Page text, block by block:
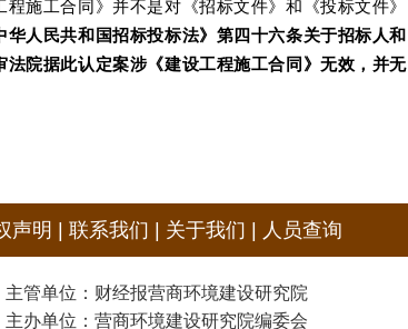
施工合同》并不是对《招标文件》和《投标文件》
人民共和国招标投标法》第四十六条关于招标人和
院据此认定案涉《建设工程施工合同》无效，并无
声明 联系我们 关于我们 人员查询
主管单位：财经报营商环境建设研究院
主办单位：营商环境建设研究院编委会